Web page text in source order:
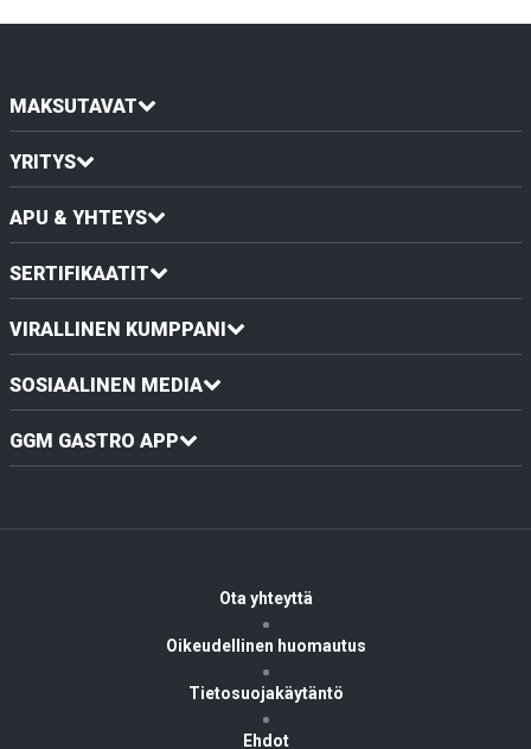
MAKSUTAVAT
YRITYS
APU & YHTEYS
SERTIFIKAATIT
VIRALLINEN KUMPPANI
SOSIAALINEN MEDIA
GGM GASTRO APP
Ota yhteyttä
Oikeudellinen huomautus
Tietosuojakäytäntö
Ehdot